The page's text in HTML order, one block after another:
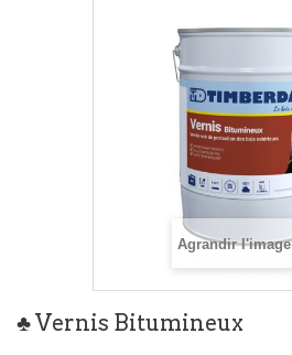
Agrandir l'image
♣ Vernis Bitumineux